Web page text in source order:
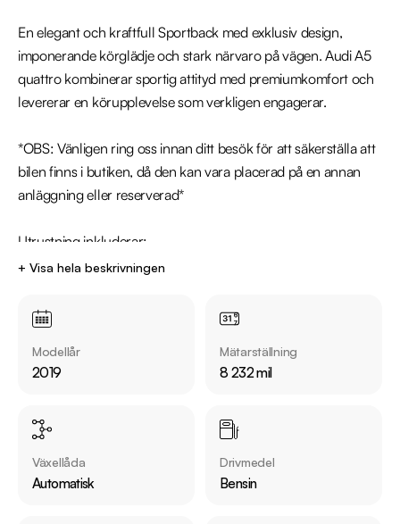
En elegant och kraftfull Sportback med exklusiv design,
imponerande körglädje och stark närvaro på vägen. Audi A5
quattro kombinerar sportig attityd med premiumkomfort och
levererar en körupplevelse som verkligen engagerar.
*OBS: Vänligen ring oss innan ditt besök för att säkerställa att
bilen finns i butiken, då den kan vara placerad på en annan
anläggning eller reserverad*
Utrustning inkluderar:
  - Parkeringsvärmare
Jämför denna bil med någon av våra andra Audi A5 i lager. Se
series=a5
Övrig information om bilen:
+ Visa hela beskrivningen
Modellår
2019
Mätarställning
8 232 mil
Växellåda
Automatisk
Drivmedel
Bensin